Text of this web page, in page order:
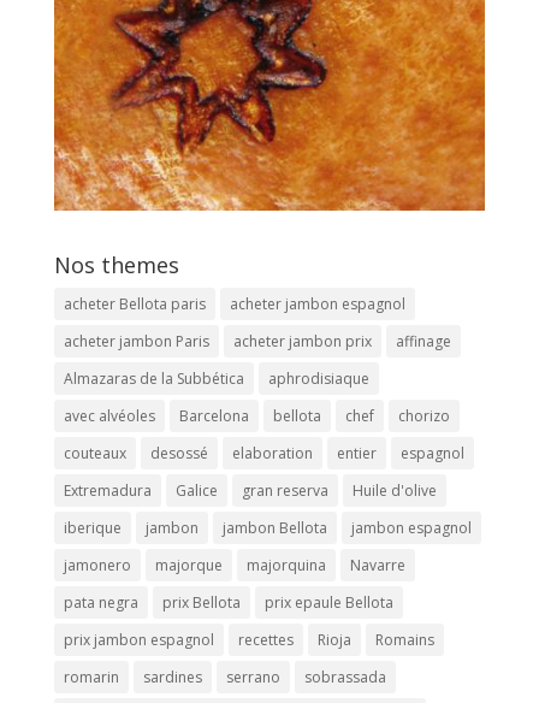
Nos themes
acheter Bellota paris
acheter jambon espagnol
acheter jambon Paris
acheter jambon prix
affinage
Almazaras de la Subbética
aphrodisiaque
avec alvéoles
Barcelona bellota chef
chorizo
couteaux
desossé elaboration entier
espagnol
Extremadura
Galice gran reserva
Huile d'olive
iberique
jambon jambon Bellota
jambon espagnol
jamonero
majorque majorquina
Navarre
pata negra
prix Bellota
prix epaule Bellota
prix jambon espagnol
recettes Rioja
Romains
romarin
sardines serrano
sobrassada